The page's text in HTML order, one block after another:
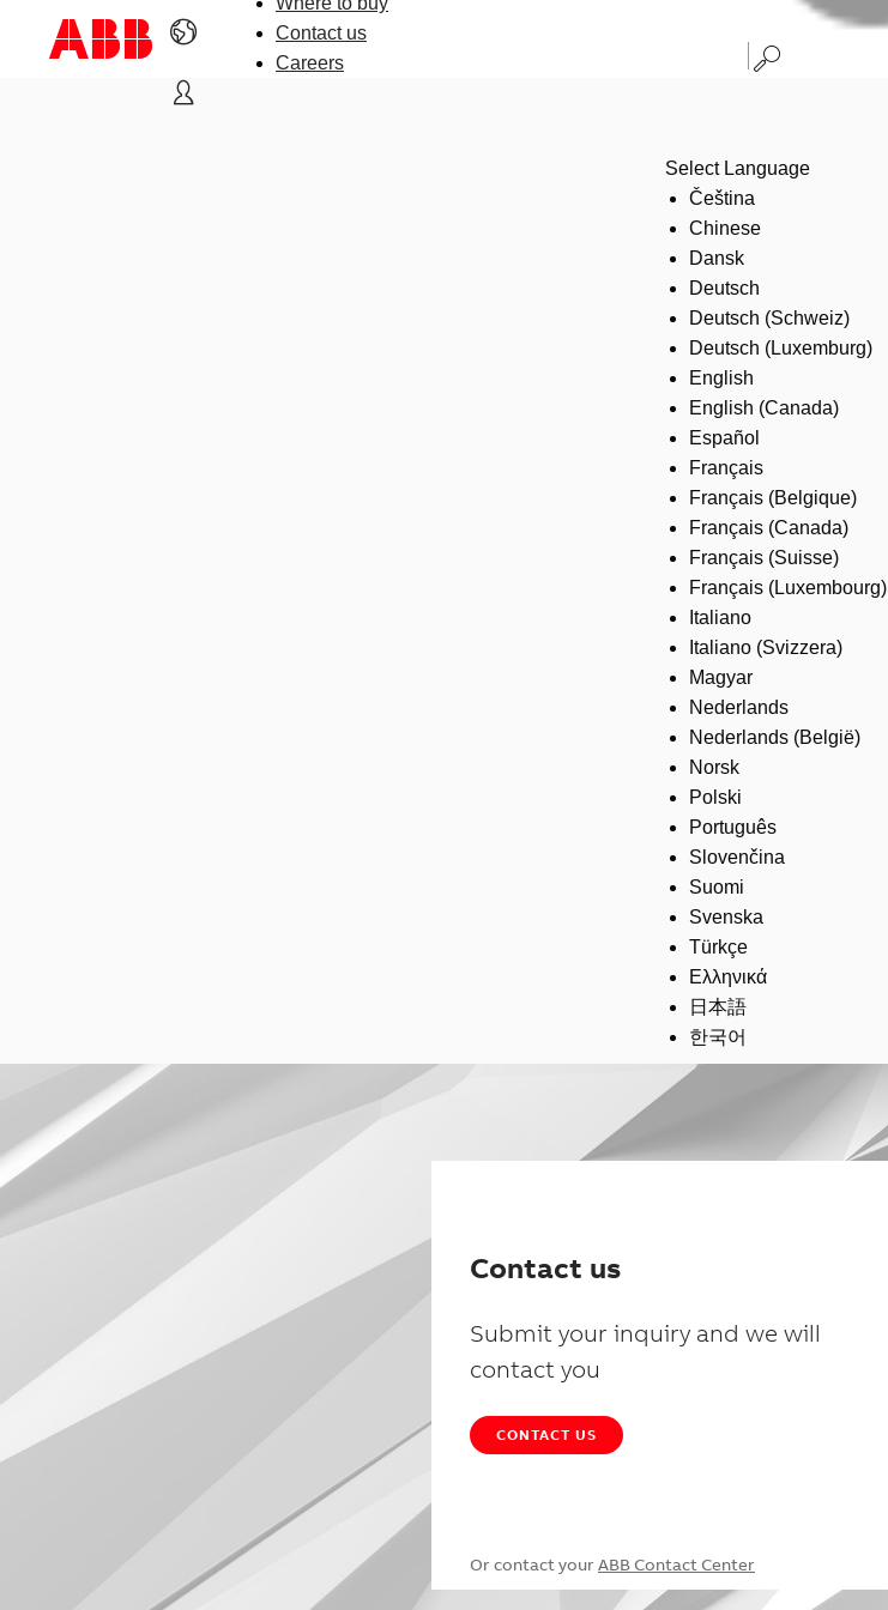
Contact us
Careers
Select Language
Čeština
Chinese
Dansk
Deutsch
Deutsch (Schweiz)
Deutsch (Luxemburg)
English
English (Canada)
Español
Français
Français (Belgique)
Français (Canada)
Français (Suisse)
Français (Luxembourg)
Italiano
Italiano (Svizzera)
Magyar
Nederlands
Nederlands (België)
Norsk
Polski
Português
Slovenčina
Suomi
Svenska
Türkçe
Ελληνικά
日本語
한국어
Contact us
Submit your inquiry and we will
contact you
CONTACT US
Or contact your ABB Contact Center